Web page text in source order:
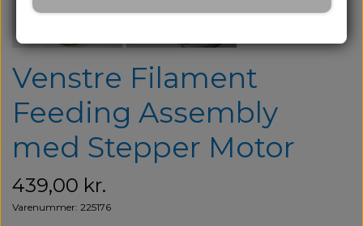
Venstre Filament
Feeding Assembly
med Stepper Motor
439,00 kr.
Varenummer: 225176